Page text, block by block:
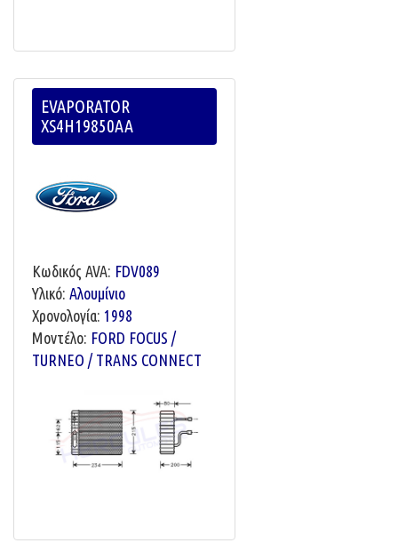
EVAPORATOR
XS4H19850AA
Κωδικός AVA: FDV089
Υλικό: Αλουμίνιο
Χρονολογία: 1998
Μοντέλο: FORD FOCUS /
TURNEO / TRANS CONNECT